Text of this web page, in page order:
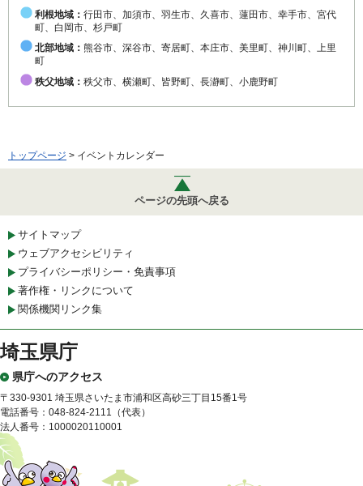
利根地域： 行田市、加須市、羽生市、久喜市、蓮田市、幸手市、宮代
町、白岡市、杉戸町
北部地域： 熊谷市、深谷市、寄居町、本庄市、美里町、神川町、上里
町
秩父地域： 秩父市、横瀬町、皆野町、長瀞町、小鹿野町
トップページ > イベントカレンダー
ページの先頭へ戻る
サイトマップ
ウェブアクセシビリティ
プライバシーポリシー・免責事項
著作権・リンクについて
関係機関リンク集
埼玉県庁
県庁へのアクセス
〒330-9301 埼玉県さいたま市浦和区高砂三丁目15番1号
電話番号：048-824-2111（代表）
法人番号：1000020110001